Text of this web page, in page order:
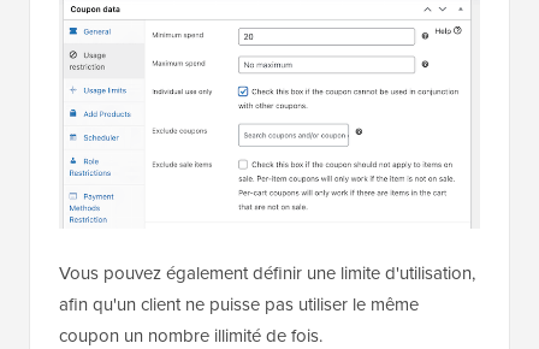
Vous pouvez également définir une limite d'utilisation,
afin qu'un client ne puisse pas utiliser le même
coupon un nombre illimité de fois.